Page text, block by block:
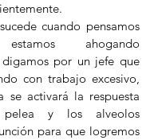
cuando pensamos
ahogando
digamos por un jefe que
con trabajo excesivo,
se activará la respuesta
y los alveolos
para que logremos